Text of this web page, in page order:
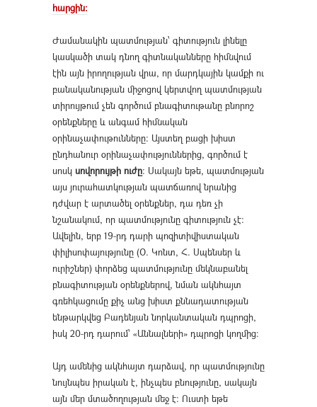
հարցին։
Ժամանակին պատմության՝ գիտություն լինելը
կասկածի տակ դնող գիտնականները հիմնվում
էին այն իրողության վրա, որ մարդկային կամքի ու
բանականության միջոցով կերտվող պատմության
տիրույթում չեն գործում բնագիտութանը բնորոշ
օրենքները և անգամ հիմնական
օրինաչափութունները։ Այստեղ բացի խիստ
ընդհանուր օրինաչափություններից, գործում է
սոսկ սովորույթի ուժը: Սակայն եթե, պատմության
այս յուրահատկության պատճառով նրանից
դժվար է արտածել օրենքներ, դա դեռ չի
նշանակում, որ պատմությունը գիտություն չէ:
Ավելին, երբ 19-րդ դարի պոզիտիվիստական
փիլիսոփայությունը (Օ. Կոնտ, Հ. Սպենսեր և
ուրիշներ) փորձեց պատմությունը մեկնաբանել
բնագիտության օրենքներով, նման ակնհայտ
գռեհկացումը քիչ անց խիստ քննադատության
ենթարկվեց Բադենյան նորկանտական դպրոցի,
իսկ 20-րդ դարում՝ «Աննալների» դպրոցի կողմից:
Այդ ամենից ակնհայտ դարձավ, որ պատմությունը
նույնպես իրական է, ինչպես բնությունը, սակայն
այն մեր մտածողության մեջ է: Ուստի եթե